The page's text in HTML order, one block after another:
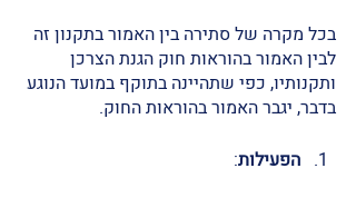
בכל מקרה של סתירה בין האמור בתקנון זה
לבין האמור בהוראות חוק הגנת הצרכן
ותקנותיו, כפי שתהיינה בתוקף במועד הנוגע
בדבר, יגבר האמור בהוראות החוק.
הפעילות: